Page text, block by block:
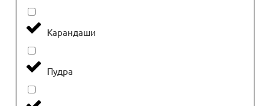
Карандаши
Пудра